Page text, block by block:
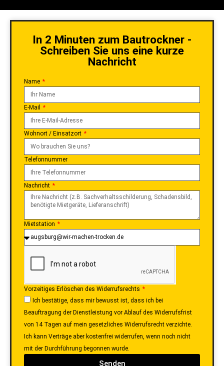
In 2 Minuten zum Bautrockner -
Schreiben Sie uns eine kurze
Nachricht
Name
E-Mail
Wohnort / Einsatzort
Telefonnummer
Nachricht
Mietstation
Vorzeitiges Erlöschen des Widerrufsrechts
Ich bestätige, dass mir bewusst ist, dass ich bei
Beauftragung der Dienstleistung vor Ablauf des Widerrufsfrist
von 14 Tagen auf mein gesetzliches Widerrufsrecht verzichte.
Ich kann Verträge aber kostenfrei widerrufen, wenn noch nicht
mit der Durchführung begonnen wurde.
Senden